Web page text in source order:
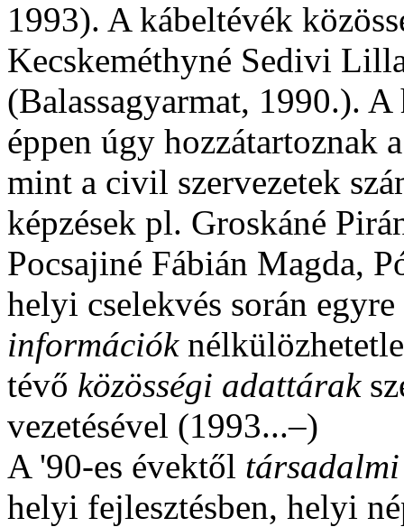
1993). A kábeltévék
Kecskeméthyné Sedivi
(Balassagyarmat, 1990.).
éppen úgy hozzátartoznak
mint a civil szervezetek
képzések pl. Groskáné
Pocsajiné Fábián Magda,
helyi cselekvés során
információk
tévő közösségi adattárak
vezetésével (1993...–)
A '90-es évektől
helyi fejlesztésben, helyi